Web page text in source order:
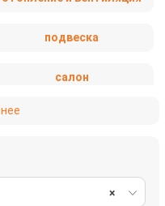
подвеска
салон
×